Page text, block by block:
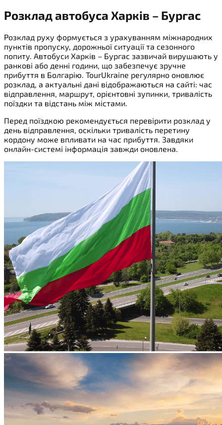
Розклад автобуса Харків – Бургас
Розклад руху формується з урахуванням міжнародних
пунктів пропуску, дорожньої ситуації та сезонного
попиту. Автобуси Харків – Бургас зазвичай вирушають у
ранкові або денні години, що забезпечує зручне
прибуття в Болгарію. TourUkraine регулярно оновлює
розклад, а актуальні дані відображаються на сайті: час
відправлення, маршрут, орієнтовні зупинки, тривалість
поїздки та відстань між містами.
Перед поїздкою рекомендується перевірити розклад у
день відправлення, оскільки тривалість перетину
кордону може впливати на час прибуття. Завдяки
онлайн-системі інформація завжди оновлена.